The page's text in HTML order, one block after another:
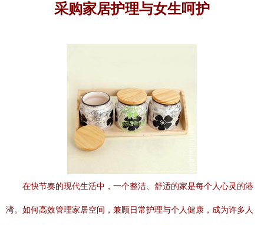
采购家居护理与女生呵护
在快节奏的现代生活中，一个整洁、舒适的家是每个人心灵的港
湾。如何高效管理家居空间，兼顾日常护理与个人健康，成为许多人